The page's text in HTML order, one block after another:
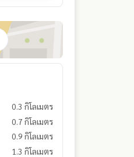
0.3 กิโลเมตร
0.7 กิโลเมตร
0.9 กิโลเมตร
1.3 กิโลเมตร